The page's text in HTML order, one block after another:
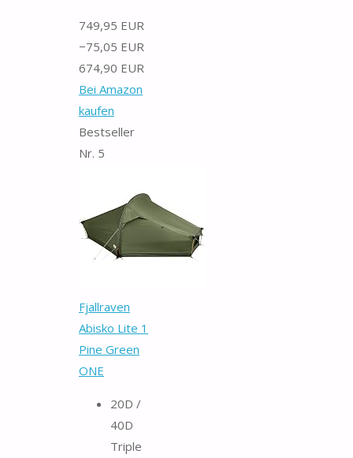
749,95 EUR
−75,05 EUR
674,90 EUR
Bei Amazon
kaufen
Bestseller
Nr. 5
Fjallraven
Abisko Lite 1
Pine Green
ONE
20D /
40D
Triple